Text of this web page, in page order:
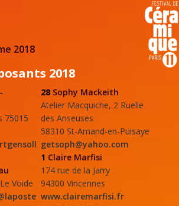
2018
2018
75015
Voide
28 Sophy Mackeith
Atelier Macquiche, 2 Ruelle
des Anseuses
58310 St-Amand-en-Puisaye
getsoph@yahoo.com
1 Claire Marfisi
174 rue de la Jarry
94300 Vincennes
www.clairemarfisi.fr